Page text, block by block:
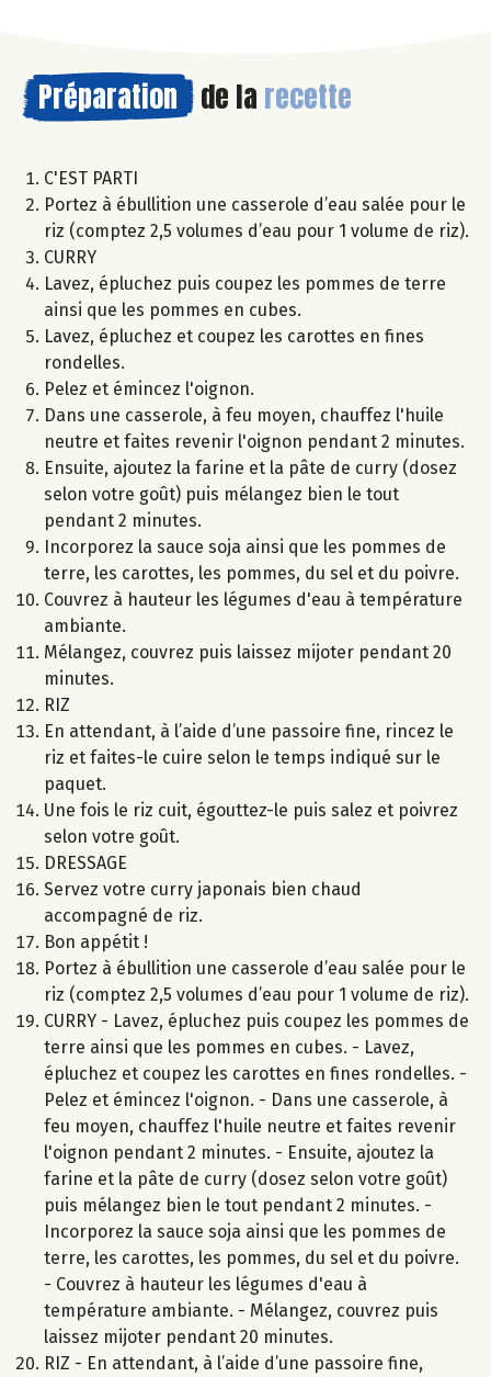
Préparation de la recette
C'EST PARTI
Portez à ébullition une casserole d’eau salée pour le
riz (comptez 2,5 volumes d’eau pour 1 volume de riz).
CURRY
Lavez, épluchez puis coupez les pommes de terre
ainsi que les pommes en cubes.
Lavez, épluchez et coupez les carottes en fines
rondelles.
Pelez et émincez l'oignon.
Dans une casserole, à feu moyen, chauffez l'huile
neutre et faites revenir l'oignon pendant 2 minutes.
Ensuite, ajoutez la farine et la pâte de curry (dosez
selon votre goût) puis mélangez bien le tout
pendant 2 minutes.
Incorporez la sauce soja ainsi que les pommes de
terre, les carottes, les pommes, du sel et du poivre.
Couvrez à hauteur les légumes d'eau à température
ambiante.
Mélangez, couvrez puis laissez mijoter pendant 20
minutes.
RIZ
En attendant, à l’aide d’une passoire fine, rincez le
riz et faites-le cuire selon le temps indiqué sur le
paquet.
Une fois le riz cuit, égouttez-le puis salez et poivrez
selon votre goût.
DRESSAGE
Servez votre curry japonais bien chaud
accompagné de riz.
Bon appétit !
Portez à ébullition une casserole d’eau salée pour le
riz (comptez 2,5 volumes d’eau pour 1 volume de riz).
CURRY - Lavez, épluchez puis coupez les pommes de
terre ainsi que les pommes en cubes. - Lavez,
épluchez et coupez les carottes en fines rondelles. -
Pelez et émincez l'oignon. - Dans une casserole, à
feu moyen, chauffez l'huile neutre et faites revenir
l'oignon pendant 2 minutes. - Ensuite, ajoutez la
farine et la pâte de curry (dosez selon votre goût)
puis mélangez bien le tout pendant 2 minutes. -
Incorporez la sauce soja ainsi que les pommes de
terre, les carottes, les pommes, du sel et du poivre.
- Couvrez à hauteur les légumes d'eau à
température ambiante. - Mélangez, couvrez puis
laissez mijoter pendant 20 minutes.
RIZ - En attendant, à l’aide d’une passoire fine,